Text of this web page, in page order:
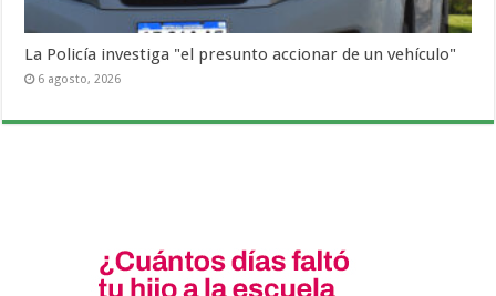
La Policía investiga "el presunto accionar de un vehículo"
6 agosto, 2026